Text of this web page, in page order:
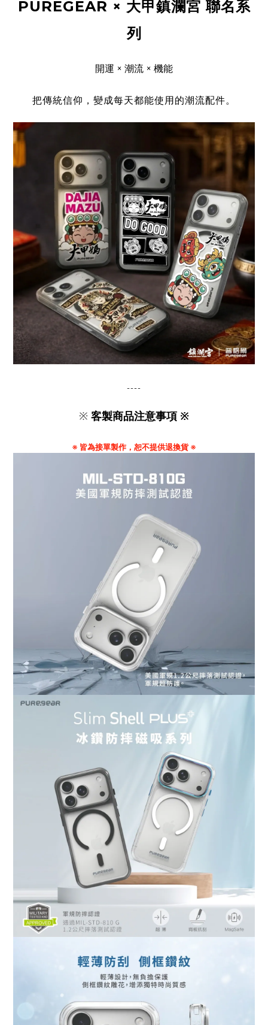
PUREGEAR × 大甲鎮瀾宮 聯名系
列
開運 × 潮流 × 機能
把傳統信仰，變成每天都能使用的潮流配件。
----
※ 客製商品注意事項 ※
※ 皆為接單製作，恕不提供退換貨 ※